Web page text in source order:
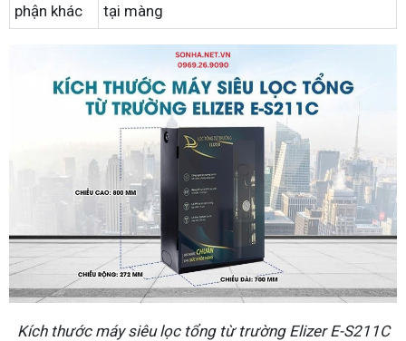
phận khác
tại màng
Kích thước máy siêu lọc tổng từ trường Elizer E-S211C